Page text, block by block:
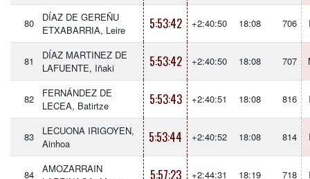
80
DÍAZ DE GEREÑU
ETXABARRIA, Leire
5:53:42 +2:40:50 18:08 706
81
DÍAZ MARTINEZ DE
LAFUENTE, Iñaki
5:53:42 +2:40:50 18:08 707
82
FERNÁNDEZ DE
LECEA, Batirtze
5:53:43 +2:40:51 18:08 816
83
LECUONA IRIGOYEN,
Ainhoa
5:53:44 +2:40:52 18:08 814
84
AMOZARRAIN
5:57:23 +2:44:31 18:19 718